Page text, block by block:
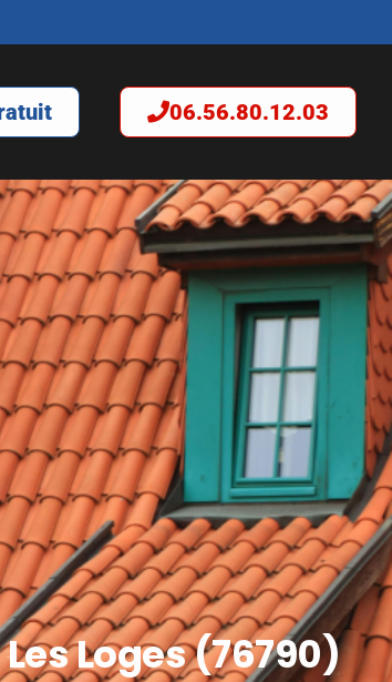
06.56.80.12.03
Loges (76790)